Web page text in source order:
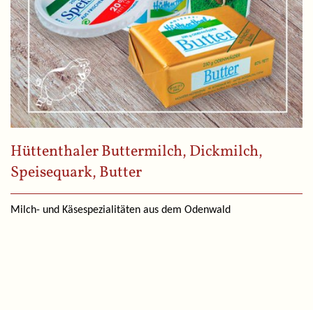
Hüttenthaler Buttermilch, Dickmilch,
Speisequark, Butter
Milch- und Käsespezialitäten aus dem Odenwald